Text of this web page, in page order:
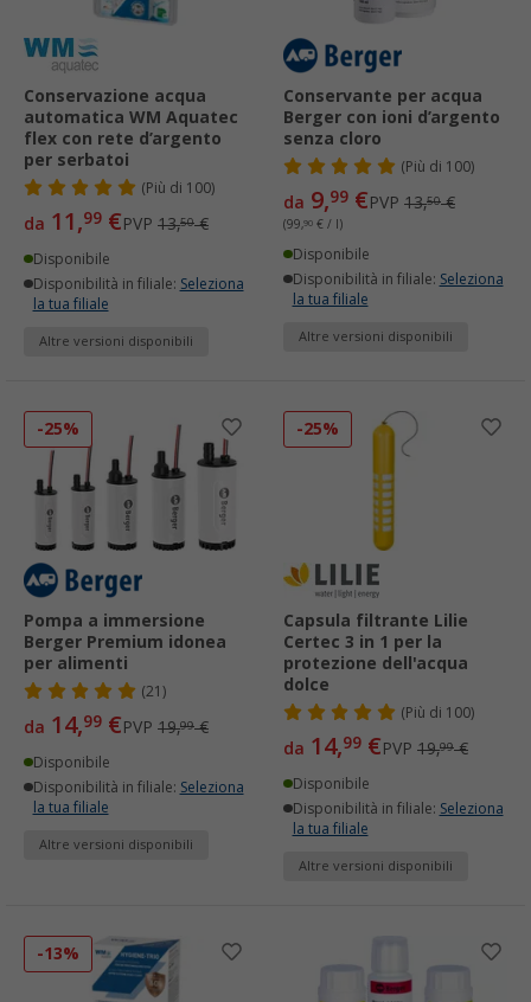
Conservazione acqua
automatica WM Aquatec
flex con rete d’argento
per serbatoi
( Più di 100)
da 11,99 €PVP 13,50€
Disponibile
Disponibilità in filiale: Seleziona
la tua filiale
Altre versioni disponibili
Conservante per acqua
Berger con ioni d’argento
senza cloro
( Più di 100)
da 9,99 €PVP 13,50€
(99,90 € / l)
Disponibile
Disponibilità in filiale: Seleziona
la tua filiale
Altre versioni disponibili
-25%
Pompa a immersione
Berger Premium idonea
per alimenti
(21)
da 14,99 €PVP 19,99€
Disponibile
Disponibilità in filiale: Seleziona
la tua filiale
Altre versioni disponibili
-25%
Capsula filtrante Lilie
Certec 3 in 1 per la
protezione dell'acqua
dolce
(Più di 100)
da 14,99 €PVP 19,99€
Disponibile
Disponibilità in filiale: Seleziona
la tua filiale
Altre versioni disponibili
-13%